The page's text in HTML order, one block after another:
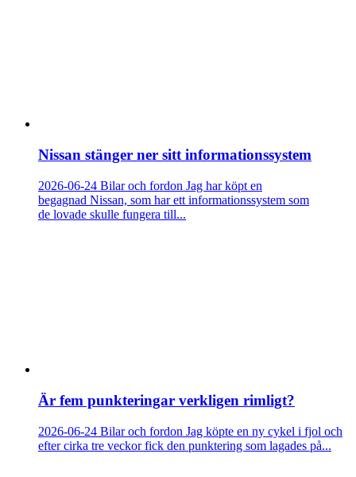
Nissan stänger ner sitt informationssystem
2026-06-24 Bilar och fordon Jag har köpt en
begagnad Nissan, som har ett informationssystem som
de lovade skulle fungera till...
Är fem punkteringar verkligen rimligt?
2026-06-24 Bilar och fordon Jag köpte en ny cykel i fjol och
efter cirka tre veckor fick den punktering som lagades på...